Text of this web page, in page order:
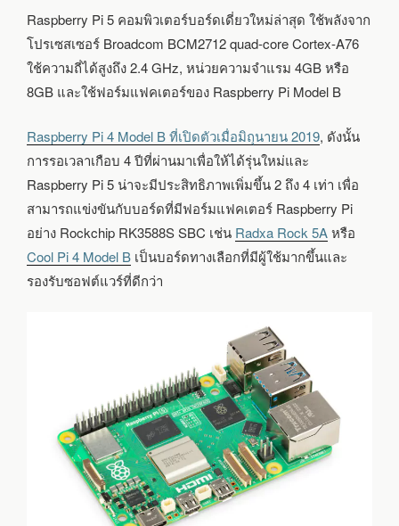
BCM2712
QUAD-
CORE
CORTEX-
ที่
2.4
GHZ
Raspberry Pi 5 คอมพิวเตอร์บอร์ดเดี่ยวใหม่ล่าสุด ใช้พลังจาก
โปรเซสเซอร์ Broadcom BCM2712 quad-core Cortex-A76
ใช้ความถี่ได้สูงถึง 2.4 GHz, หน่วยความจำแรม 4GB หรือ
8GB และใช้ฟอร์มแฟคเตอร์ของ Raspberry Pi Model B
Raspberry Pi 4 Model B ที่เปิดตัวเมื่อมิถุนายน 2019, ดังนั้น
การรอเวลาเกือบ 4 ปีที่ผ่านมาเพื่อให้ได้รุ่นใหม่และ
Raspberry Pi 5 น่าจะมีประสิทธิภาพเพิ่มขึ้น 2 ถึง 4 เท่า เพื่อ
สามารถแข่งขันกับบอร์ดที่มีฟอร์มแฟคเตอร์ Raspberry Pi
อย่าง Rockchip RK3588S SBC เช่น Radxa Rock 5Aหรือ
Cool Pi 4 Model B เป็นบอร์ดทางเลือกที่มีผู้ใช้มากขึ้นและ
รองรับซอฟต์แวร์ที่ดีกว่า